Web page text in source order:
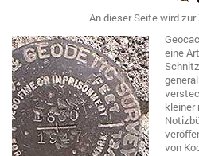
An dieser Seite wird
eine
kleiner
von